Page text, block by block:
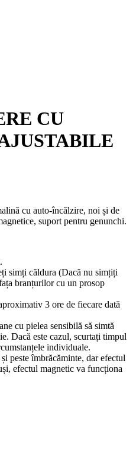
CU
cu auto-încălzire, noi și de
suport pentru genunchi.
simți căldura (Dacă nu simțiți
branțurilor cu un prosop
3 ore de fiecare dată
cu pielea sensibilă să simtă
Dacă este cazul, scurtați timpul
individuale.
peste îmbrăcăminte, dar efectul
efectul magnetic va funcționa